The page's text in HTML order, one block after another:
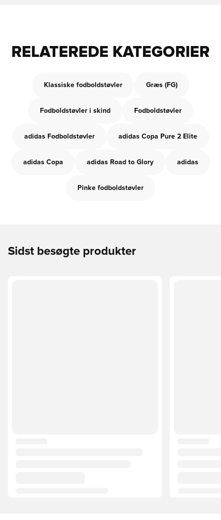
RELATEREDE KATEGORIER
Klassiske fodboldstøvler Græs (FG)
Fodboldstøvler i skind Fodboldstøvler
adidas Fodboldstøvler adidas Copa Pure 2 Elite
adidas Copa adidas Road to Glory adidas
Pinke fodboldstøvler
Sidst besøgte produkter